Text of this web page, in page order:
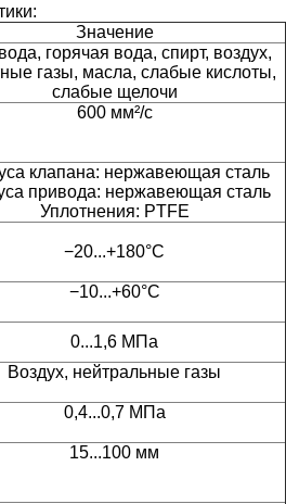
Значение
горячая вода, спирт, воздух,
газы, масла, слабые кислоты,
слабые щелочи
600 мм²/с
клапана: нержавеющая сталь
привода: нержавеющая сталь
Уплотнения: PTFE
−20...+180°С
−10...+60°C
0...1,6 МПа
Воздух, нейтральные газы
0,4...0,7 МПа
15...100 мм